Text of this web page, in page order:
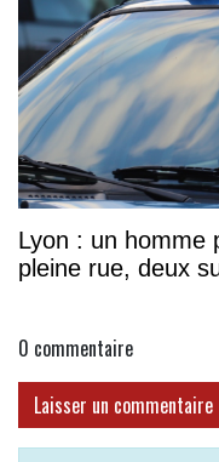
Lyon : un homme
pleine rue, deux
0 commentaire
Laisser un commentaire